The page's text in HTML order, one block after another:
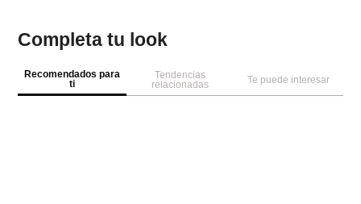
Completa tu look
Recomendados para
ti
Tendencias
relacionadas
Te puede interesar